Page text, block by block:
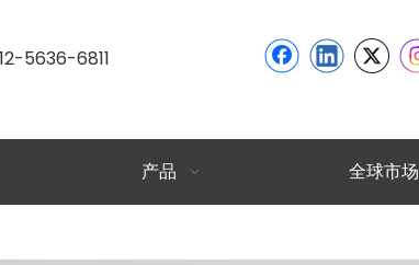
5636-6811
产品 全球市场